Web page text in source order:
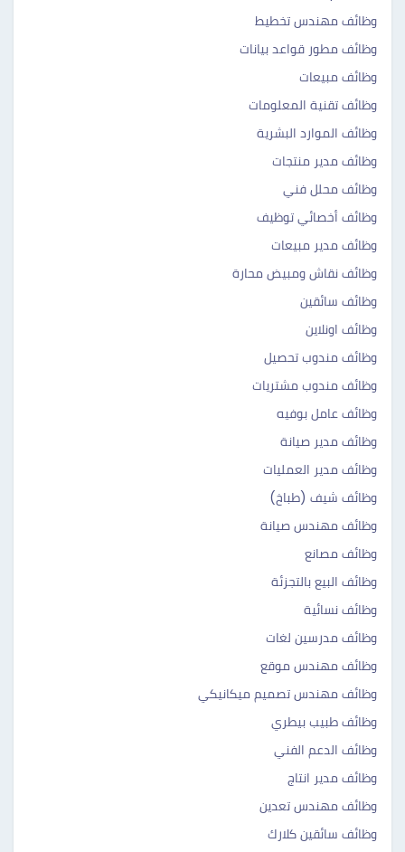
وظائف مهندس تخطيط
وظائف مطور قواعد بيانات
وظائف مبيعات
وظائف تقنية المعلومات
وظائف الموارد البشرية
وظائف مدير منتجات
وظائف محلل فني
وظائف أخصائي توظيف
وظائف مدير مبيعات
وظائف نقاش ومبيض محارة
وظائف سائقين
وظائف اونلاين
وظائف مندوب تحصيل
وظائف مندوب مشتريات
وظائف عامل بوفيه
وظائف مدير صيانة
وظائف مدير العمليات
وظائف شيف (طباخ)
وظائف مهندس صيانة
وظائف مصانع
وظائف البيع بالتجزئة
وظائف نسائية
وظائف مدرسين لغات
وظائف مهندس موقع
وظائف مهندس تصميم ميكانيكي
وظائف طبيب بيطري
وظائف الدعم الفني
وظائف مدير انتاج
وظائف مهندس تعدين
وظائف سائقين كلارك